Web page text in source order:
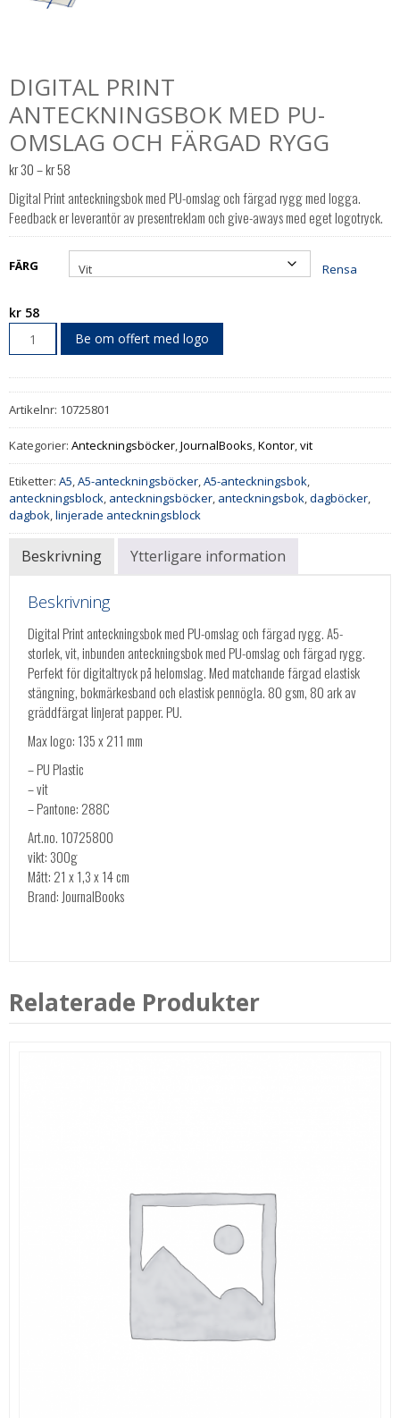
DIGITAL PRINT
ANTECKNINGSBOK MED PU-
OMSLAG OCH FÄRGAD RYGG
kr30–kr58
till
kr 58
Digital Print anteckningsbok med PU-omslag och färgad rygg med logga.
Feedback er leverantör av presentreklam och give-aways med eget logotryck.
FÄRG Rensa
kr 58
Be om offert med logo
Artikelnr: 10725801
Kategorier: Anteckningsböcker,JournalBooks,Kontor,vit
Etiketter: A5,A5-anteckningsböcker,A5-anteckningsbok,
anteckningsblock, anteckningsböcker, anteckningsbok,dagböcker,
dagbok,linjerade anteckningsblock
Beskrivning Ytterligare information
Beskrivning
Digital Print anteckningsbok med PU-omslag och färgad rygg. A5-
storlek, vit, inbunden anteckningsbok med PU-omslag och färgad rygg.
Perfekt för digitaltryck på helomslag. Med matchande färgad elastisk
stängning, bokmärkesband och elastisk pennögla. 80 gsm, 80 ark av
gräddfärgat linjerat papper. PU.
Max logo: 135 x 211 mm
– PU Plastic
– vit
– Pantone: 288C
Art.no. 10725800
vikt: 300g
Mått: 21 x 1,3 x 14 cm
Brand: JournalBooks
Relaterade Produkter